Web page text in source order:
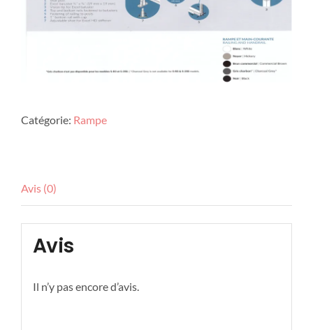
Catégorie: Rampe
Avis (0)
Avis
Il n’y pas encore d’avis.